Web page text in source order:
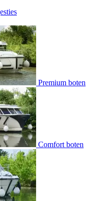
Premium boten
Comfort boten